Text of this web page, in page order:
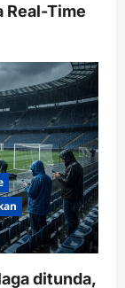
Real-Time
ditunda,